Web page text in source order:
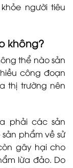
người tiêu
không?
thể nào sản
công đoạn
thị trường nên
phải các sản
phẩm về sử
gây hại cho
lừa đảo. Do